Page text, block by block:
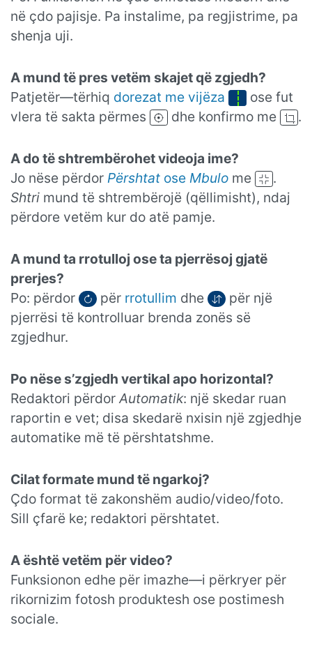
në çdo pajisje. Pa instalime, pa regjistrime, pa
shenja uji.
A mund të pres vetëm skajet që zgjedh?
Patjetër—tërhiq dorezat me vijëza
ose fut
vlera të sakta përmes
dhe konfirmo me .
A do të shtrembërohet videoja ime?
Jo nëse përdor Përshtat ose Mbulo me
.
Shtri mund të shtrembërojë (qëllimisht), ndaj
përdore vetëm kur do atë pamje.
A mund ta rrotulloj ose ta pjerrësoj gjatë
prerjes?
Po: përdor
për rrotullim dhe
për një
pjerrësi të kontrolluar brenda zonës së
zgjedhur.
Po nëse s’zgjedh vertikal apo horizontal?
Redaktori përdor Automatik: një skedar ruan
raportin e vet; disa skedarë nxisin një zgjedhje
automatike më të përshtatshme.
Cilat formate mund të ngarkoj?
Çdo format të zakonshëm audio/video/foto.
Sill çfarë ke; redaktori përshtatet.
A është vetëm për video?
Funksionon edhe për imazhe—i përkryer për
rikornizim fotosh produktesh ose postimesh
sociale.